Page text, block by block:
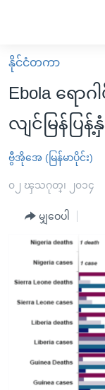
လွယ်ကူ
စေ
သည့်
Link
များ
ပင်မ
ပင်မ
စာမျက်နှာ
မူလစာမျက်နှာ
မြန်မာ
ကမ္ဘာ့သတင်းများ
နိုင်ငံတကာ
အစ္စရေး-ပါလက်စတို
ဗွီဒီယို
အင်္ဂလိပ်စာလေ့လာ
အမေရိကန်သုံးအီဒီ
မကြေးမုံရဲ့ အင်္ဂလိ
ရုပ်ရှင်ထဲက အင်္ဂလိ
သုတပဒေသာ အင်္ဂလိ
အပတ်စဉ်ကဏ္ဍများ
ရေဒီယို
တီဗွီ
ရေဒီယိုနှင့်ရုပ်သံ အ
ရေဒီယို/တီဗွီအစီအ
Learning English
ဗွီအိုအေ လူမှုကွန်ယက်မ
နိုင်ငံတကာ
Ebola ရော
လျင်မြန်ပြန့်နှံ
ဗွီအိုအေ (မြန်မာပိုင်း)
၀၂ ၾသဂုတ္၊ ၂၀၁၄
မျှဝေပါ